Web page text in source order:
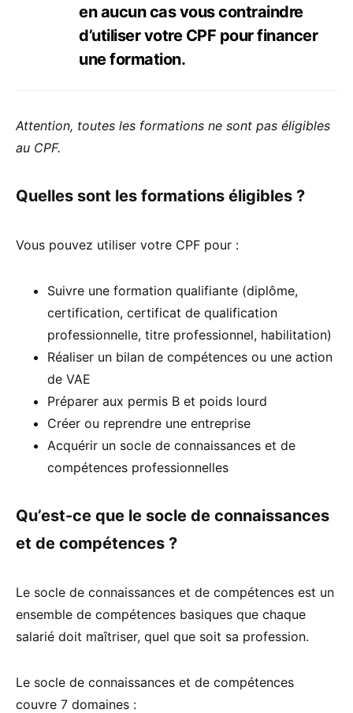
en aucun cas vous contraindre
d’utiliser votre CPF pour financer
une formation.
Attention, toutes les formations ne sont pas éligibles
au CPF.
Quelles sont les formations éligibles ?
Vous pouvez utiliser votre CPF pour :
Suivre une formation qualifiante (diplôme,
certification, certificat de qualification
professionnelle, titre professionnel, habilitation)
Réaliser un bilan de compétences ou une action
de VAE
Préparer aux permis B et poids lourd
Créer ou reprendre une entreprise
Acquérir un socle de connaissances et de
compétences professionnelles
Qu’est-ce que le socle de connaissances
et de compétences ?
Le socle de connaissances et de compétences est un
ensemble de compétences basiques que chaque
salarié doit maîtriser, quel que soit sa profession.
Le socle de connaissances et de compétences
couvre 7 domaines :